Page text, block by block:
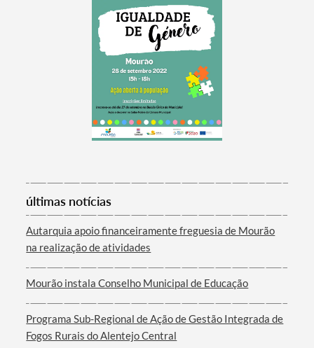
Termo de Pesquisa
Categorias gerais
Filtros
últimas notícias
Autarquia apoio financeiramente freguesia de Mourão
na realização de atividades
Mourão instala Conselho Municipal de Educação
Programa Sub-Regional de Ação de Gestão Integrada de
Fogos Rurais do Alentejo Central